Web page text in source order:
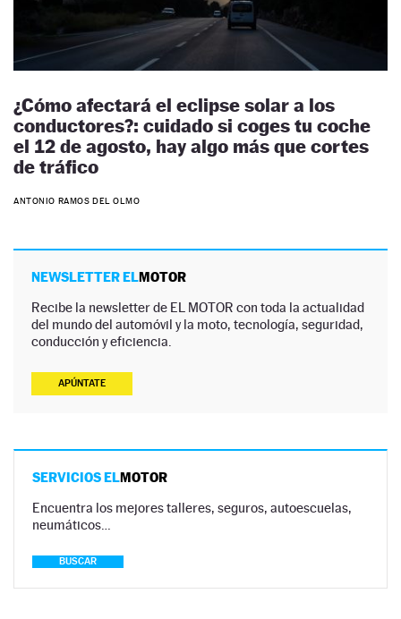
¿Cómo afectará el eclipse solar a los
conductores?: cuidado si coges tu coche
el 12 de agosto, hay algo más que cortes
de tráfico
ANTONIO RAMOS DEL OLMO
NEWSLETTER ELMOTOR
Recibe la newsletter de EL MOTOR con toda la actualidad
del mundo del automóvil y la moto, tecnología, seguridad,
conducción y eficiencia.
APÚNTATE
SERVICIOS ELMOTOR
Encuentra los mejores talleres, seguros, autoescuelas,
neumáticos…
BUSCAR